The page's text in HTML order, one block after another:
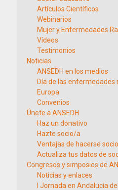
Artículos Científicos
Webinarios
Mujer y Enfermedades
Vídeos
Testimonios
Noticias
ANSEDH en los medios
Día de las enfermedades
Europa
Convenios
Únete a ANSEDH
Haz un donativo
Hazte socio/a
Ventajas de hacerse
Actualiza tus datos de
Congresos y simposios de
Noticias y enlaces
I Jornada en Andalucía